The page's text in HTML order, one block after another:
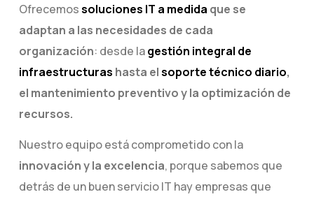
Ofrecemossoluciones IT a medida que se
adaptan a las necesidades de cada
organización: desde lagestión integral de
infraestructuras hasta elsoporte técnico diario,
el mantenimiento preventivo y la optimización de
recursos.
Nuestro equipo está comprometido con la
innovación y la excelencia, porque sabemos que
detrás de un buen servicio IT hay empresas que